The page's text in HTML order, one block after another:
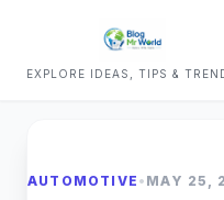
EXPLORE IDEAS, TIPS &
AUTOMOTIVE • MAY 25,